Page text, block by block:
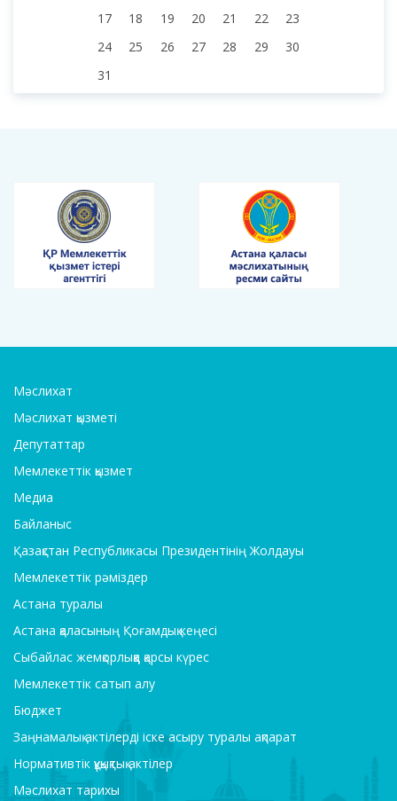
17
18 19 20 21 22
23
24
25 26 27 28 29
30
31
Мәслихат
Мәслихат қызметі
Депутаттар
Мемлекеттік қызмет
Медиа
Байланыс
Қазақстан Республикасы Президентінің Жолдауы
Мемлекеттік рәміздер
Астана туралы
Астана қаласының Қоғамдық кеңесі
Сыбайлас жемқорлыққа қарсы күрес
Мемлекеттік сатып алу
Бюджет
Заңнамалық актілерді іске асыру туралы ақпарат
Нормативтік құқықтық актілер
Мәслихат тарихы